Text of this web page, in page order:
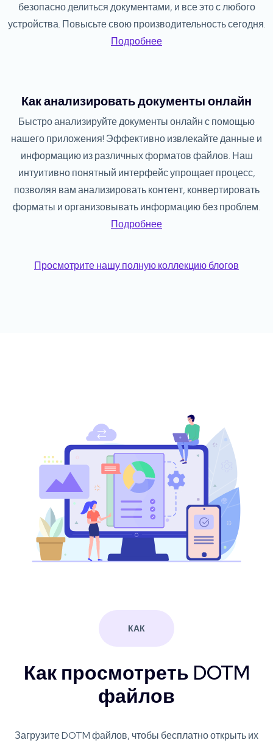
безопасно делиться документами, и все это с любого
устройства. Повысьте свою производительность сегодня.
Подробнее
Как анализировать документы онлайн
Быстро анализируйте документы онлайн с помощью
нашего приложения! Эффективно извлекайте данные и
информацию из различных форматов файлов. Наш
интуитивно понятный интерфейс упрощает процесс,
позволяя вам анализировать контент, конвертировать
форматы и организовывать информацию без проблем.
Подробнее
Просмотрите нашу полную коллекцию блогов
КАК
Как просмотреть DOTM
файлов
Загрузите DOTM файлов, чтобы бесплатно открыть их